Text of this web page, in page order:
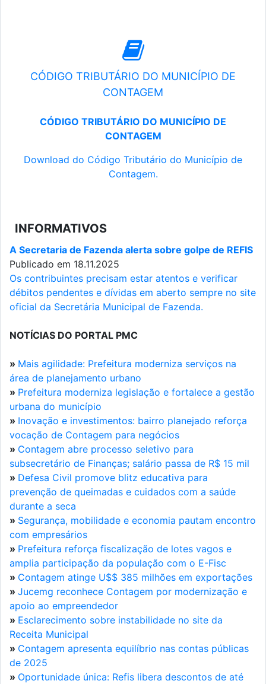
CÓDIGO TRIBUTÁRIO DO MUNICÍPIO DE
CONTAGEM
CÓDIGO TRIBUTÁRIO DO MUNICÍPIO DE
CONTAGEM
Download do Código Tributário do Município de
Contagem.
INFORMATIVOS
A Secretaria de Fazenda alerta sobre golpe de REFIS
Publicado em 18.11.2025
Os contribuintes precisam estar atentos e verificar
débitos pendentes e dívidas em aberto sempre no site
oficial da Secretária Municipal de Fazenda.
NOTÍCIAS DO PORTAL PMC
» Mais agilidade: Prefeitura moderniza serviços na
área de planejamento urbano
» Prefeitura moderniza legislação e fortalece a gestão
urbana do município
» Inovação e investimentos: bairro planejado reforça
vocação de Contagem para negócios
» Contagem abre processo seletivo para
subsecretário de Finanças; salário passa de R$ 15 mil
» Defesa Civil promove blitz educativa para
prevenção de queimadas e cuidados com a saúde
durante a seca
» Segurança, mobilidade e economia pautam encontro
com empresários
» Prefeitura reforça fiscalização de lotes vagos e
amplia participação da população com o E-Fisc
» Contagem atinge U$$ 385 milhões em exportações
» Jucemg reconhece Contagem por modernização e
apoio ao empreendedor
» Esclarecimento sobre instabilidade no site da
Receita Municipal
» Contagem apresenta equilíbrio nas contas públicas
de 2025
» Oportunidade única: Refis libera descontos de até